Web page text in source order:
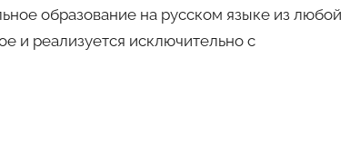
образование на русском языке из любой
и реализуется исключительно с